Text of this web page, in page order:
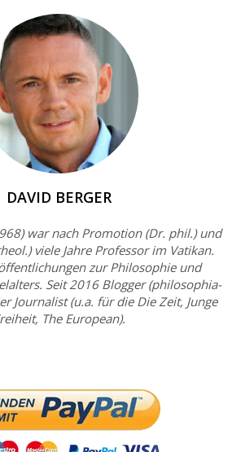
DAVID BERGER
war nach Promotion (Dr. phil.) und
viele Jahre Professor im Vatikan.
zur Philosophie und
Seit 2016 Blogger (philosophia-
Journalist (u.a. für die Die Zeit, Junge
The European).